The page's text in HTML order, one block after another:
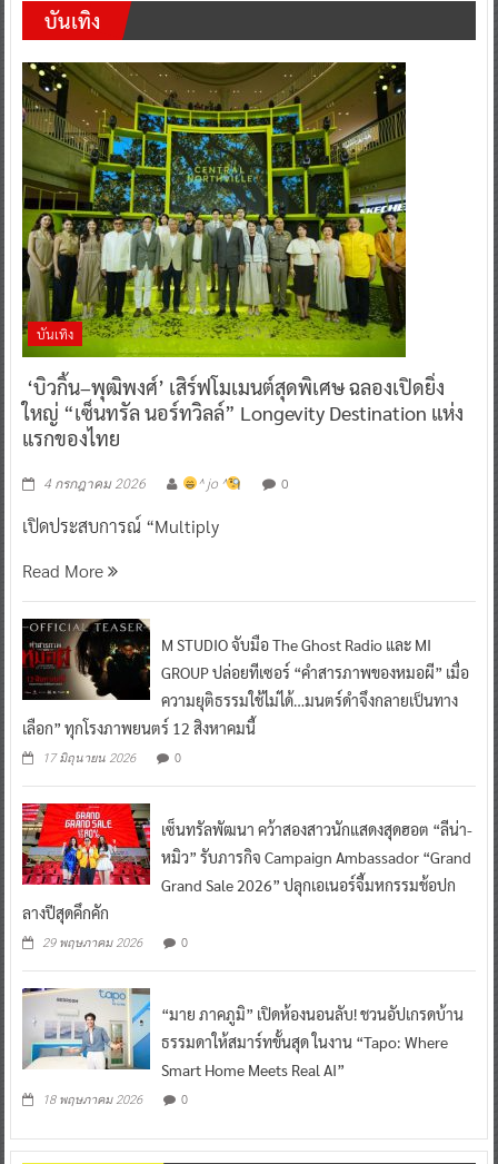
บันเทิง
บันเทิง
‘บิวกิ้น–พุฒิพงศ์’ เสิร์ฟโมเมนต์สุดพิเศษ ฉลองเปิดยิ่ง
ใหญ่ “เซ็นทรัล นอร์ทวิลล์” Longevity Destination แห่ง
แรกของไทย
4 กรกฎาคม 2026 ^ jo ^ 0
เปิดประสบการณ์ “Multiply
Read More
M STUDIO จับมือ The Ghost Radio และ MI
GROUP ปล่อยทีเซอร์ “คำสารภาพของหมอผี” เมื่อ
ความยุติธรรมใช้ไม่ได้…มนตร์ดำจึงกลายเป็นทาง
เลือก” ทุกโรงภาพยนตร์ 12 สิงหาคมนี้
17 มิถุนายน 2026 0
เซ็นทรัลพัฒนา คว้าสองสาวนักแสดงสุดฮอต “ลีน่า-
หมิว” รับภารกิจ Campaign Ambassador “Grand
Grand Sale 2026” ปลุกเอเนอร์จี้มหกรรมช้อปก
ลางปีสุดคึกคัก
29 พฤษภาคม 2026 0
“มาย ภาคภูมิ” เปิดห้องนอนลับ! ชวนอัปเกรดบ้าน
ธรรมดาให้สมาร์ทขั้นสุด ในงาน “Tapo: Where
Smart Home Meets Real AI”
18 พฤษภาคม 2026 0